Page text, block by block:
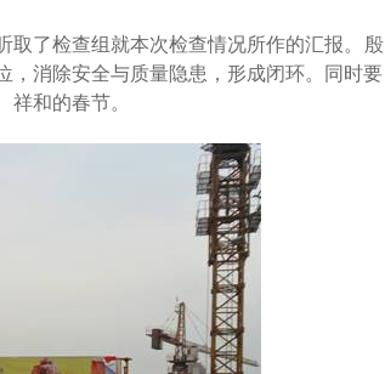
取了检查组就本次检查情况所作的汇报。殷
，消除安全与质量隐患，形成闭环。同时要
和的春节。